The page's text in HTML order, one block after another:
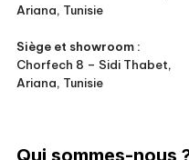
Ariana, Tunisie
Siège et showroom :
Chorfech 8 – Sidi Thabet,
Ariana, Tunisie
Qui sommes-nous